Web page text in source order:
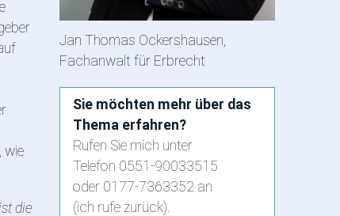
wie
die
Jan Thomas Ockershausen,
Fachanwalt für Erbrecht
Sie möchten mehr über das
Thema erfahren?
Rufen Sie mich unter
Telefon 0551-90033515
oder 0177-7363352 an
(ich rufe zurück).